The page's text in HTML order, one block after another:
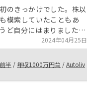
のきっかけでした。株以
模索していたこともあ
ど自分にはまりました。
価格が高めに感じるところ
が、物件購入に関わるほ
ポートしてもらえるだけで
側のサポートもとても手
確定申告のサポートもし
2024年04月25日
半 / 年収1000万円台 /Autoliv